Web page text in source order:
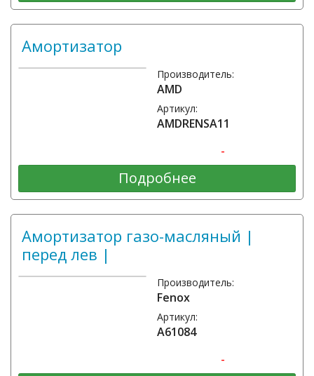
Амортизатор
Производитель:
AMD
Артикул:
AMDRENSA11
-
Подробнее
Амортизатор газо-масляный |
перед лев |
Производитель:
Fenox
Артикул:
A61084
-